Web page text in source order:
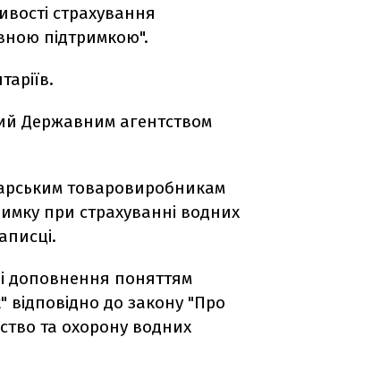
страхування
підтримкою".
Державним агентством
товаровиробникам
при страхуванні водних
і доповнення поняттям
відповідно до закону "Про
та охорону водних